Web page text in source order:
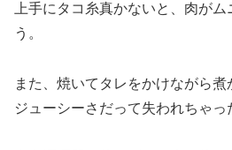
上手にタコ糸真かないと、肉がム
う。
また、焼いてタレをかけながら
ジューシーさだって失われちゃっ